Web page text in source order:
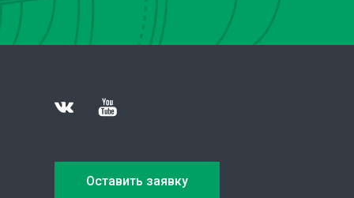
Оставить заявку